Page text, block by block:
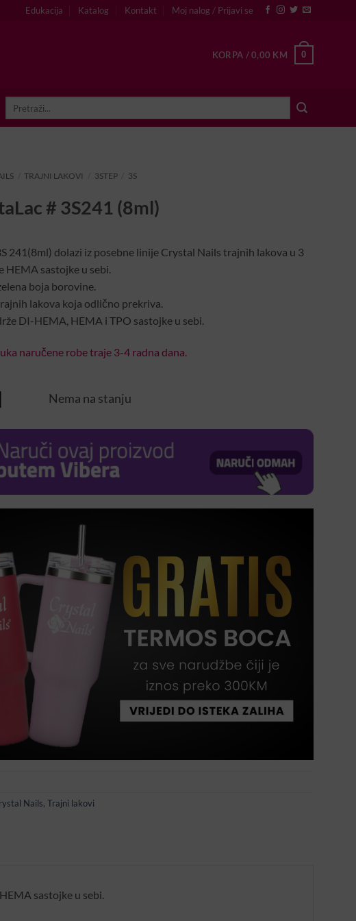
Edukacija Katalog Kontakt Moj nalog / Prijavi se
KORPA /0,00 KM 0
TRAJNI LAKOVI 3STEP 3S
# 3S241 (8ml)
241(8ml) dolazi iz posebne linije Crystal Nails trajnih lakova u 3
HEMA sastojke u sebi.
boja borovine.
lakova koja odlično prekriva.
DI-HEMA, HEMA i TPO sastojke u sebi.
naručene robe traje 3-4 radna dana.
Nema na stanju
Nails, Trajni lakovi
sastojke u sebi.